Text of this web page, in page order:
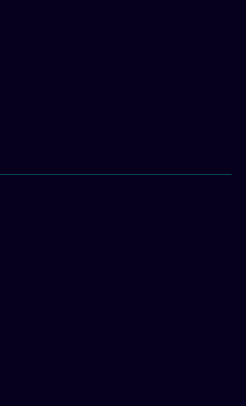
Duurzaam
1, 2024
4, 2023
Duurzaam
1, 2023